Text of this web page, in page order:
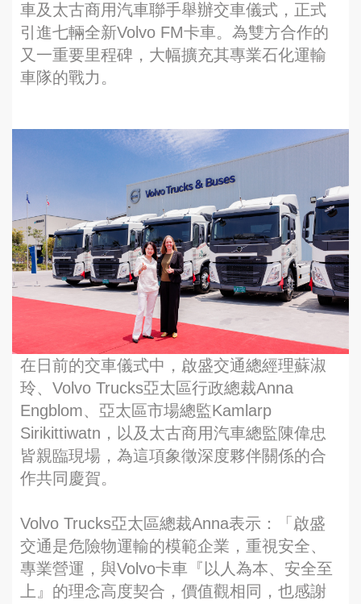
車及太古商用汽車聯手舉辦交車儀式，正式
引進七輛全新Volvo FM卡車。為雙方合作的
又一重要里程碑，大幅擴充其專業石化運輸
車隊的戰力。
在日前的交車儀式中，啟盛交通總經理蘇淑
玲、Volvo Trucks亞太區行政總裁Anna
Engblom、亞太區市場總監Kamlarp
Sirikittiwatn，以及太古商用汽車總監陳偉忠
皆親臨現場，為這項象徵深度夥伴關係的合
作共同慶賀。
Volvo Trucks亞太區總裁Anna表示：「啟盛
交通是危險物運輸的模範企業，重視安全、
專業營運，與Volvo卡車『以人為本、安全至
上』的理念高度契合，價值觀相同，也感謝